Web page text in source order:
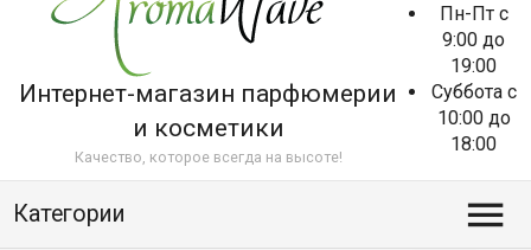
Интернет-магазин парфюмерии
и косметики
Качество, которое всегда на высоте!
Пн-Пт с
9:00 до
19:00
Суббота с
10:00 до
18:00
Категории